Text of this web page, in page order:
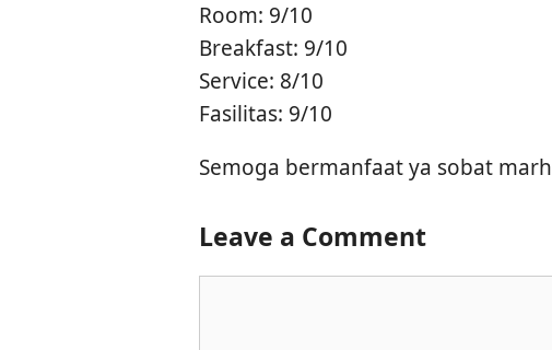
Room: 9/10
Breakfast: 9/10
Service: 8/10
Fasilitas: 9/10
Semoga bermanfaat ya sobat
Leave a Comment